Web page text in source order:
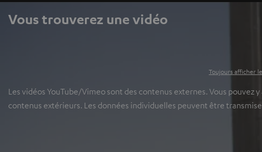
Vous trouverez une vidéo
Toujours afficher
Les vidéos YouTube/Vimeo sont des contenus externes. Vous pouvez
contenus extérieurs. Les données individuelles peuvent être